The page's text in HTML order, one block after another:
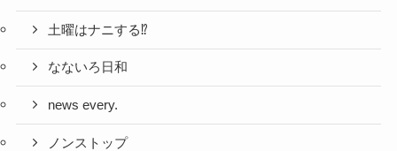
土曜はナニする⁉
なないろ日和
news every.
ノンストップ